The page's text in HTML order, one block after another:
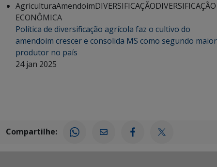
AgriculturaAmendoimDIVERSIFICAÇÃODIVERSIFICAÇÃO
ECONÔMICA
Política de diversificação agrícola faz o cultivo do
amendoim crescer e consolida MS como segundo maior
produtor no país
24 jan 2025
Compartilhe: